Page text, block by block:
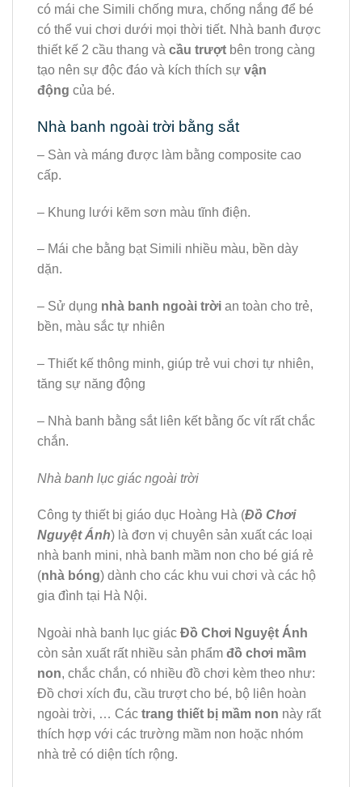
có mái che Simili chống mưa, chống nắng để bé
có thể vui chơi dưới mọi thời tiết. Nhà banh được
thiết kế 2 cầu thang và cầu trượt bên trong càng
tạo nên sự độc đáo và kích thích sự vận
động của bé.
Nhà banh ngoài trời bằng sắt
– Sàn và máng được làm bằng composite cao
cấp.
– Khung lưới kẽm sơn màu tĩnh điện.
– Mái che bằng bạt Simili nhiều màu, bền dày
dặn.
– Sử dụng nhà banh ngoài trời an toàn cho trẻ,
bền, màu sắc tự nhiên
– Thiết kế thông minh, giúp trẻ vui chơi tự nhiên,
tăng sự năng động
– Nhà banh bằng sắt liên kết bằng ốc vít rất chắc
chắn.
Nhà banh lục giác ngoài trời
Công ty thiết bị giáo dục Hoàng Hà (Đồ Chơi
Nguyệt Ánh) là đơn vị chuyên sản xuất các loại
nhà banh mini, nhà banh mầm non cho bé giá rẻ
(nhà bóng) dành cho các khu vui chơi và các hộ
gia đình tại Hà Nội.
Ngoài nhà banh lục giác Đồ Chơi Nguyệt Ánh
còn sản xuất rất nhiều sản phẩm đồ chơi mầm
non, chắc chắn, có nhiều đồ chơi kèm theo như:
Đồ chơi xích đu, cầu trượt cho bé, bộ liên hoàn
ngoài trời, … Các trang thiết bị mầm non này rất
thích hợp với các trường mầm non hoặc nhóm
nhà trẻ có diện tích rộng.